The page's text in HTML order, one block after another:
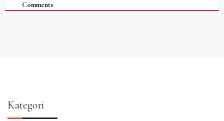
Comments
Kategori